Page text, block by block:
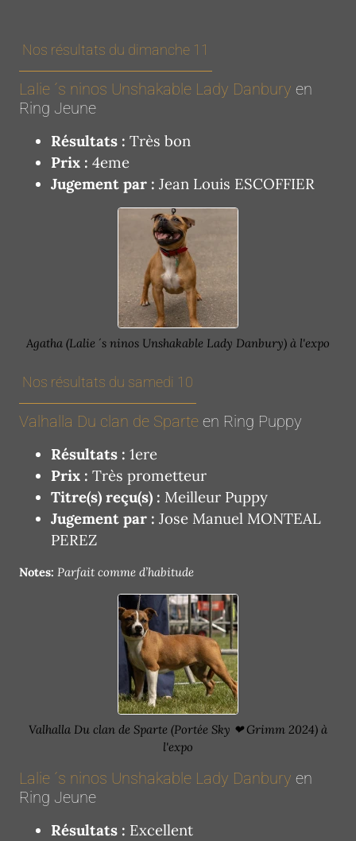
Nos résultats du dimanche 11
Lalie ´s ninos Unshakable Lady Danbury en
Ring Jeune
Résultats : Très bon
Prix : 4eme
Jugement par : Jean Louis ESCOFFIER
Agatha (Lalie ´s ninos Unshakable Lady Danbury) à l'expo
Nos résultats du samedi 10
Valhalla Du clan de Sparte en Ring Puppy
Résultats : 1ere
Prix : Très prometteur
Titre(s) reçu(s) : Meilleur Puppy
Jugement par : Jose Manuel MONTEAL
PEREZ
Notes: Parfait comme d’habitude
Valhalla Du clan de Sparte (Portée Sky ❤ Grimm 2024) à
l'expo
Lalie ´s ninos Unshakable Lady Danbury en
Ring Jeune
Résultats : Excellent